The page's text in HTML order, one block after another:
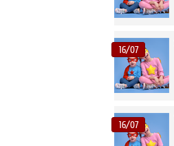
16/07
16/07